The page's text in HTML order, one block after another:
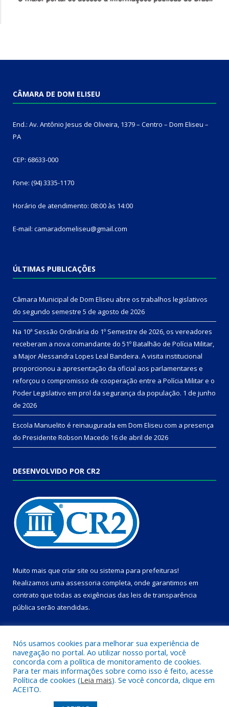
CÂMARA DE DOM ELISEU
End.: Av. Antônio Jesus de Oliveira, 1379 – Centro – Dom Eliseu –
PA
CEP: 68633-000
Fone: (94) 3335-1170
Horário de atendimento: 08:00 às 14:00
E-mail: camaradomeliseu@gmail.com
ÚLTIMAS PUBLICAÇÕES
Câmara Municipal de Dom Eliseu abre os trabalhos legislativos
do segundo semestre 5 de agosto de 2026
Na 10ª Sessão Ordinária do 1º Semestre de 2026, os vereadores
receberam a nova comandante do 51º Batalhão de Polícia Militar,
a Major Alessandra Lopes Leal Bandeira. A visita institucional
proporcionou a apresentação da oficial aos parlamentares e
reforçou o compromisso de cooperação entre a Polícia Militar e o
Poder Legislativo em prol da segurança da população. 1 de junho
de 2026
Escola Manuelito é reinaugurada em Dom Eliseu com a presença
do Presidente Robson Macedo 16 de abril de 2026
DESENVOLVIDO POR CR2
Muito mais que criar site ou sistema para prefeituras!
Realizamos uma assessoria completa, onde garantimos em
contrato que todas as exigências das leis de transparência
pública serão atendidas.
Todos os direitos reservados a Câmara Municipal de Dom Eliseu.
Nós usamos cookies para melhorar sua experiência de
navegação no portal. Ao utilizar nosso portal, você
concorda com a política de monitoramento de cookies.
Para ter mais informações sobre como isso é feito, acesse
Política de cookies (Leia mais). Se você concorda, clique em
ACEITO.